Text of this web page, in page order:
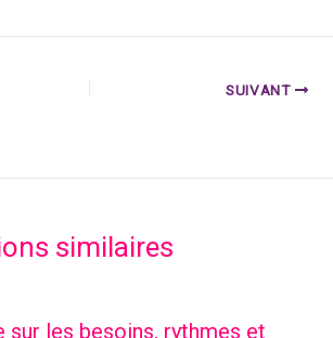
SUIVANT
similaires
sur les besoins, rythmes et